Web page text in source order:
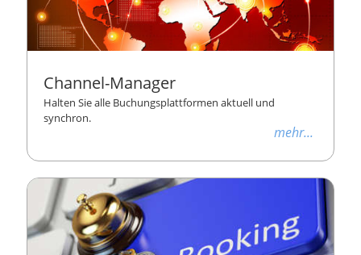
Channel-Manager
Halten Sie alle Buchungsplattformen aktuell und
synchron.
mehr...